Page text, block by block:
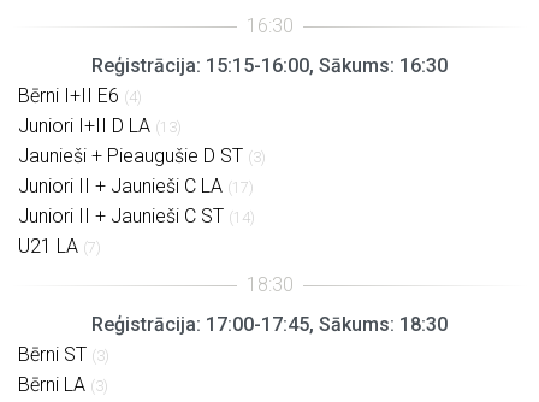
Reģistrācija: 15:15-16:00, Sākums: 16:30
Bērni I+II E6 (4)
Juniori I+II D LA (13)
Jaunieši + Pieaugušie D ST (3)
Juniori II + Jaunieši C LA (17)
Juniori II + Jaunieši C ST (14)
U21 LA (7)
Reģistrācija: 17:00-17:45, Sākums: 18:30
Bērni ST (3)
Bērni LA (3)